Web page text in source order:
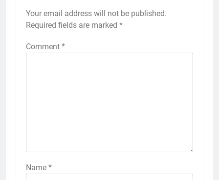
Your email address will not be published.
Required fields are marked *
Comment *
Name *